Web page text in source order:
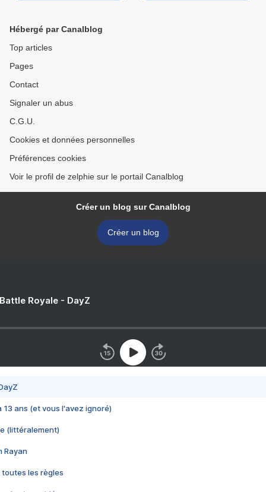
Hébergé par Canalblog
Top articles
Pages
Contact
Signaler un abus
C.G.U.
Cookies et données personnelles
Préférences cookies
Voir le profil de zelphie sur le portail Canalblog
Créer un blog sur Canalblog
Créer un blog
Royale - DayZ
13 ans (et vous l'avez ignoré)
(littéralement)
Rayan
toutes les règles